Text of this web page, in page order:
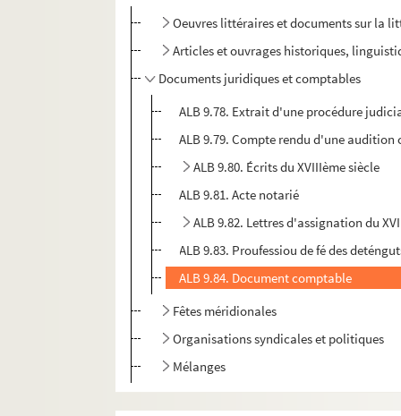
Oeuvres littéraires et documents sur la
Articles et ouvrages historiques,
Documents juridiques et comptables
ALB 9.78. Extrait d'une procédure
ALB 9.79. Compte rendu d'une audition
ALB 9.80. Écrits du XVIIIème siècle
ALB 9.81. Acte notarié
ALB 9.82. Lettres d'assignation du
ALB 9.83. Proufessiou de fé des
ALB 9.84. Document comptable
Fêtes méridionales
Organisations syndicales et politiques
Mélanges